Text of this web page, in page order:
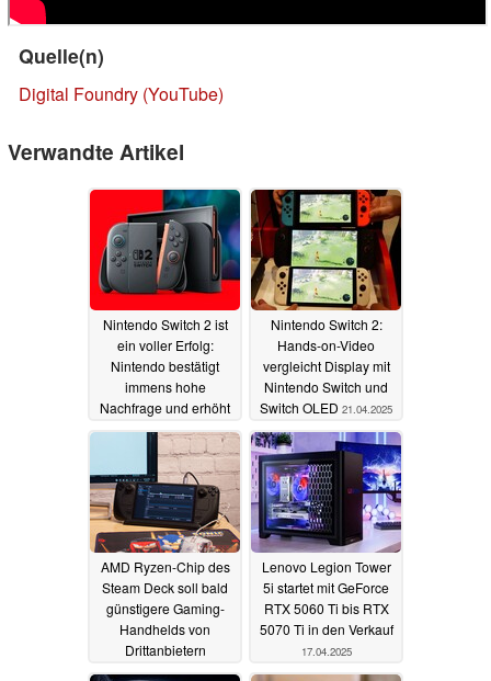
Quelle(n)
Digital Foundry (YouTube)
Verwandte Artikel
Nintendo Switch 2 ist
ein voller Erfolg:
Nintendo bestätigt
immens hohe
Nachfrage und erhöht
Produktion23.04.2025
Nintendo Switch 2:
Hands-on-Video
vergleicht Display mit
Nintendo Switch und
Switch OLED 21.04.2025
AMD Ryzen-Chip des
Steam Deck soll bald
günstigere Gaming-
Handhelds von
Drittanbietern
ermöglichen17.04.2025
Lenovo Legion Tower
5i startet mit GeForce
RTX 5060 Ti bis RTX
5070 Ti in den Verkauf
17.04.2025